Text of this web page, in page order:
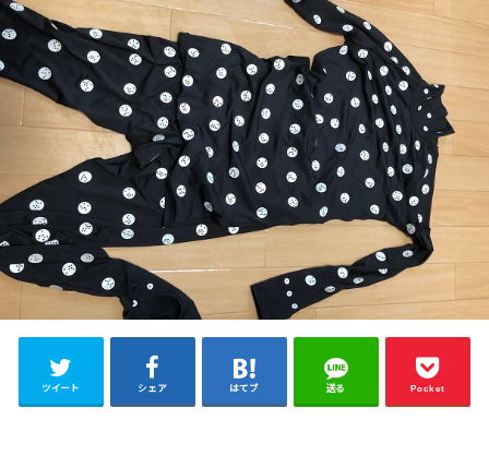
ツイート シェア はてブ 送る Pocket